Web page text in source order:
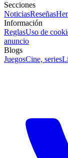
Secciones
NoticiasReseñas
Información
ReglasUso de
anuncio
Blogs
JuegosCine, series